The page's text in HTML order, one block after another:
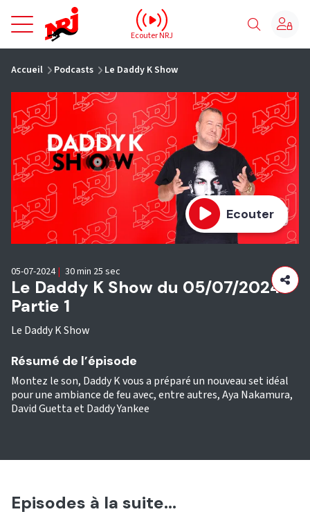
NRJ - Accueil
Ecouter NRJ
Accueil Podcasts Le Daddy K Show
Ecouter
Le Daddy K Show du 05/07/2024 -
Partie 1
Le Daddy K Show
05-07-2024 | 30 min 25 sec
Résumé de l’épisode
Montez le son, Daddy K vous a préparé un nouveau set idéal
pour une ambiance de feu avec, entre autres, Aya Nakamura,
David Guetta et Daddy Yankee
Episodes à la suite...